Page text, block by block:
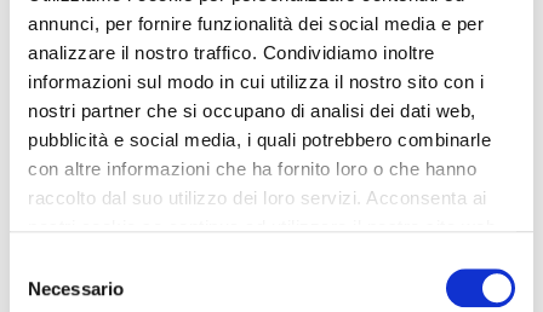
annunci, per fornire funzionalità dei social media e per
analizzare il nostro traffico. Condividiamo inoltre
informazioni sul modo in cui utilizza il nostro sito con i
nostri partner che si occupano di analisi dei dati web,
pubblicità e social media, i quali potrebbero combinarle
con altre informazioni che ha fornito loro o che hanno
raccolto dal suo utilizzo dei loro servizi. Acconsenta ai
delNecessario